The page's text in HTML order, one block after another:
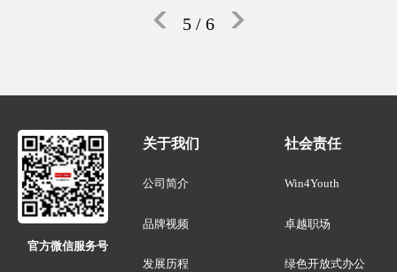
5 / 6
关于我们
公司简介
品牌视频
发展历程
社会责任
Win4Youth
卓越职场
绿色开放式办公
官方微信服务号